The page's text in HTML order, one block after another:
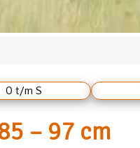
O t/m S
– 97 cm